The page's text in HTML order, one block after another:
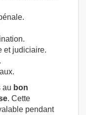
et judiciaire.
au bon
. Cette
pendant